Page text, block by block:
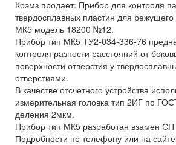
Коэмз продает: Прибор для контроля
твердосплавных пластин для режущего
МК5 модель 18200 №12.
Прибор тип МК5 ТУ2-034-336-76
контроля разности расстояний от
поверхности отверстия у
отверстиями.
В качестве отсчетного устройства
измерительная головка тип 2ИГ по
деления 2мкм.
Прибор тип МК5 разработан взамен
Подробности по телефону или на